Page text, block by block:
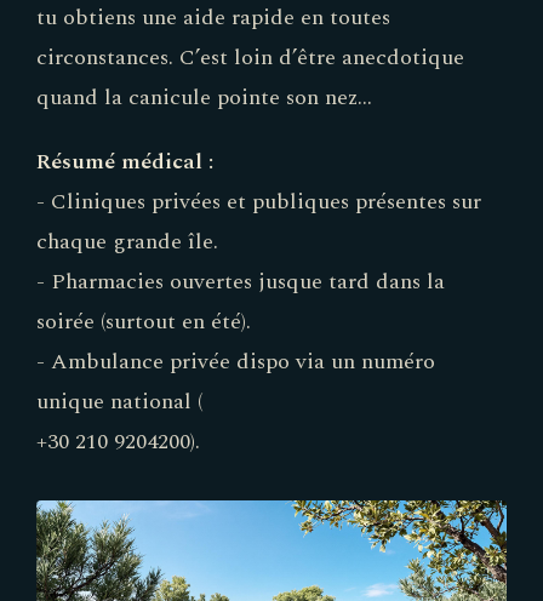
external)
tu obtiens une aide rapide en toutes
circonstances. C’est loin d’être anecdotique
quand la canicule pointe son nez…
Résumé médical :
- Cliniques privées et publiques présentes sur
chaque grande île.
- Pharmacies ouvertes jusque tard dans la
soirée (surtout en été).
- Ambulance privée dispo via un numéro
unique national (
+30 210 9204200).